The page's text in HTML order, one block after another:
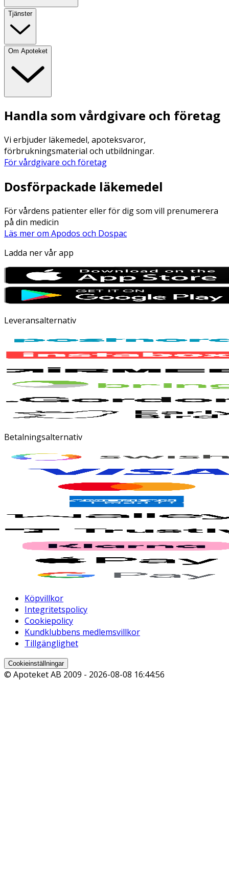
Tjänster
Om Apoteket
Handla som vårdgivare och företag
Vi erbjuder läkemedel, apoteksvaror,
förbrukningsmaterial och utbildningar.
För vårdgivare och företag
Dosförpackade läkemedel
För vårdens patienter eller för dig som vill prenumerera
på din medicin
Läs mer om Apodos och Dospac
Ladda ner vår app
Leveransalternativ
Betalningsalternativ
Köpvillkor
Integritetspolicy
Cookiepolicy
Kundklubbens medlemsvillkor
Tillgänglighet
Cookieinställningar
© Apoteket AB 2009 - 2026-08-08 16:44:56